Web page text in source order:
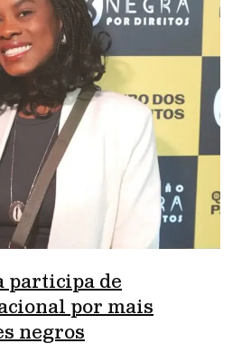
participa de
por mais
negros